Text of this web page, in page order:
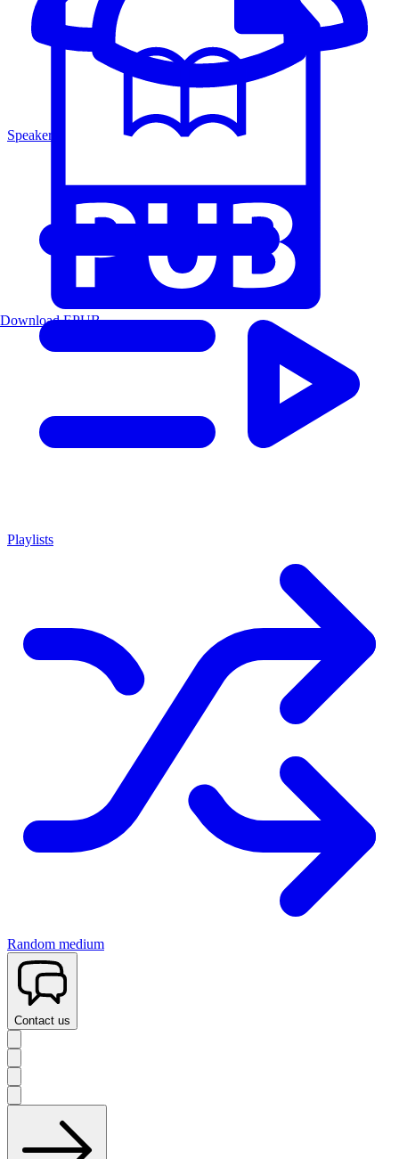
Speakers
Playlists
Random medium
Contact us
Download EPUB